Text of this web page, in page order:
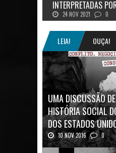
INTERPRETADAS
24 NOV 2021 0
LEIA! OUÇA!
UMA DISCUSSÃO
HISTÓRIA SOCIAL
DOS ESTADOS
10 NOV 2016 0
Mais uma ótima